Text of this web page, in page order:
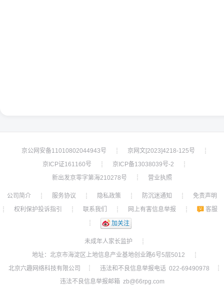
京公网安备11010802044943号 ┊ 京网文[2023]4218-125号
┊
京ICP证161160号
┊ 京ICP备13038039号-2
┊
新出发京零字第海210278号
┊ 营业执照
公司简介 ┊ 服务协议 ┊ 隐私政策 ┊ 防沉迷通知 ┊
免责声明
┊
权利保护投诉指引 ┊ 联系我们 ┊ 网上有害信息举报 ┊
客服
┊
加关注
未成年人家长监护
┊
地址：北京市海淀区上地信息产业基地创业路6号5层5012
┊
北京六趣网络科技有限公司
┊ 违法和不良信息举报电话 022-69490978
┊
违法不良信息举报邮箱 zb@66rpg.com